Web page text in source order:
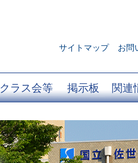
サイトマップ お問
クラス会等 掲示板 関連